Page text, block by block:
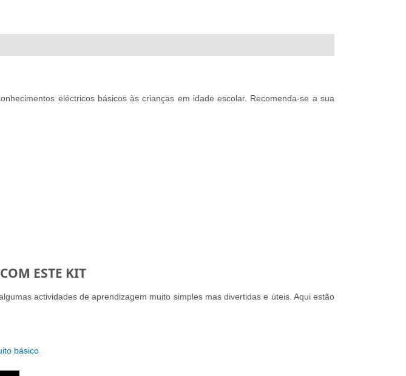
eléctricos básicos às crianças em idade escolar. Recomenda-se a sua
ESTE KIT
actividades de aprendizagem muito simples mas divertidas e úteis. Aqui estão
básico